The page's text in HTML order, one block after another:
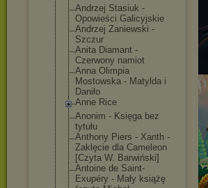
Andrzej Stasiuk -
Opowieści Galicyjskie
Andrzej Zaniewski -
Szczur
Anita Diamant -
Czerwony namiot
Anna Olimpia
Mostowska - Matylda i
Daniło
Anne Rice
Anonim - Księga bez
tytułu
Anthony Piers - Xanth -
Zaklęcie dla Cameleon
[Czyta W. Barwiński]
Antoine de Saint-
Exupéry - Mały książę